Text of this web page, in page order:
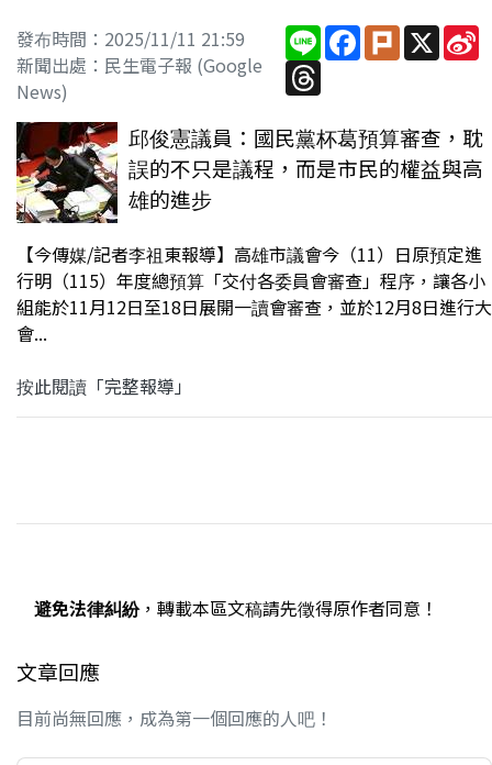
發布時間：2025/11/11 21:59
新聞出處：民生電子報 (Google
News)
LineFacebook
PlurkX
Threads
邱俊憲議員：國民黨杯葛預算審查，耽
誤的不只是議程，而是市民的權益與高
雄的進步
【今傳媒/記者李祖東報導】高雄市議會今（11）日原預定進
行明（115）年度總預算「交付各委員會審查」程序，讓各小
組能於11月12日至18日展開一讀會審查，並於12月8日進行大
會...
按此閱讀「完整報導」
避免法律糾紛，轉載本區文稿請先徵得原作者同意！
文章回應
目前尚無回應，成為第一個回應的人吧！